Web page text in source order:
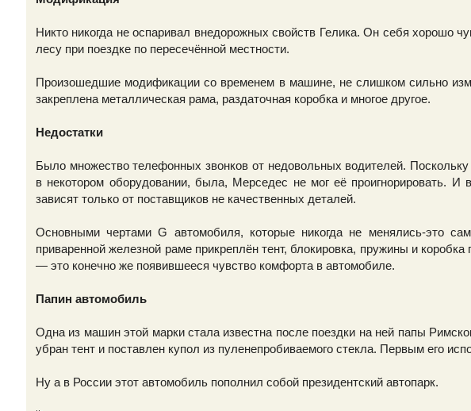
Никто никогда не оспаривал внедорожных свойств Гелика. Он себя хорошо
лесу при поездке по пересечённой местности.
Произошедшие модификации со временем в машине, не слишком сильно
закреплена металлическая рама, раздаточная коробка и многое другое.
Недостатки
Было множество телефонных звонков от недовольных водителей.
в некотором оборудовании, была, Мерседес не мог её проигнорировать. И
зависят только от поставщиков не качественных деталей.
Основными чертами G автомобиля, которые никогда не менялись-это
приваренной железной раме прикреплён тент, блокировка, пружины и
— это конечно же появившееся чувство комфорта в автомобиле.
Папин автомобиль
Одна из машин этой марки стала известна после поездки на ней папы
убран тент и поставлен купол из пуленепробиваемого стекла. Первым его
Ну а в России этот автомобиль пополнил собой президентский автопарк.